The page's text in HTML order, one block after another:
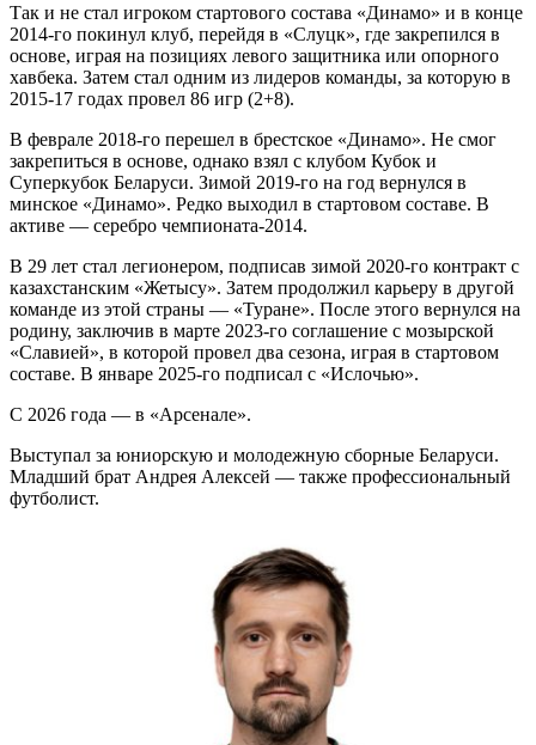
Так и не стал игроком стартового состава «Динамо» и в конце
2014-го покинул клуб, перейдя в «Слуцк», где закрепился в
основе, играя на позициях левого защитника или опорного
хавбека. Затем стал одним из лидеров команды, за которую в
2015-17 годах провел 86 игр (2+8).
В феврале 2018-го перешел в брестское «Динамо». Не смог
закрепиться в основе, однако взял с клубом Кубок и
Суперкубок Беларуси. Зимой 2019-го на год вернулся в
минское «Динамо». Редко выходил в стартовом составе. В
активе — серебро чемпионата-2014.
В 29 лет стал легионером, подписав зимой 2020-го контракт с
казахстанским «Жетысу». Затем продолжил карьеру в другой
команде из этой страны — «Туране». После этого вернулся на
родину, заключив в марте 2023-го соглашение с мозырской
«Славией», в которой провел два сезона, играя в стартовом
составе. В январе 2025-го подписал с «Ислочью».
С 2026 года — в «Арсенале».
Выступал за юниорскую и молодежную сборные Беларуси.
Младший брат Андрея Алексей — также профессиональный
футболист.